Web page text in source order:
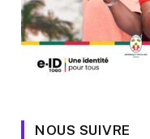
NOUS SUIVRE